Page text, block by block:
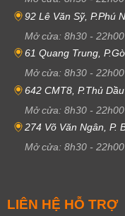
92 Lê Văn Sỹ, P.Phú
Mở cửa: 8h30 - 22h00
61 Quang Trung,
Mở cửa: 8h30 - 22h00
642 CMT8, P.Thủ
Mở cửa: 8h30 - 22h00
274 Võ Văn Ngân, P.
Mở cửa: 8h30 - 22h00
LIÊN HỆ HỖ TRỢ